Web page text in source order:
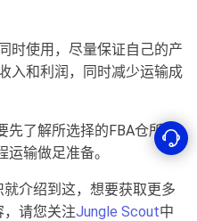
时使用，尽量保证自己的产
入和利润，同时减少运输成
先了解所选择的FBA仓所在
输做足准备。
介绍到这，想要获取更多
请您关注Jungle Scout中